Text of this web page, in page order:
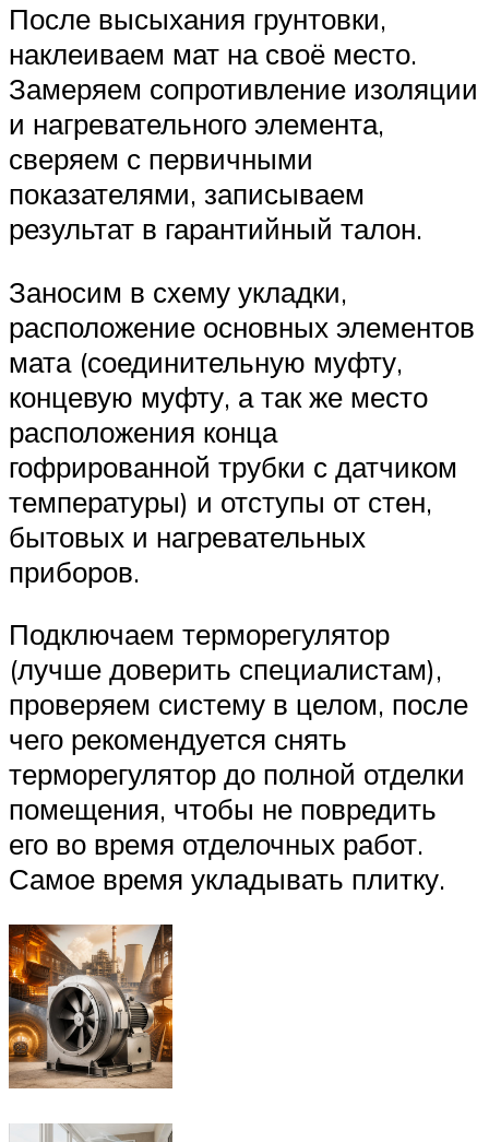
После высыхания грунтовки,
наклеиваем мат на своё место.
Замеряем сопротивление изоляции
и нагревательного элемента,
сверяем с первичными
показателями, записываем
результат в гарантийный талон.
Заносим в схему укладки,
расположение основных элементов
мата (соединительную муфту,
концевую муфту, а так же место
расположения конца
гофрированной трубки с датчиком
температуры) и отступы от стен,
бытовых и нагревательных
приборов.
Подключаем терморегулятор
(лучше доверить специалистам),
проверяем систему в целом, после
чего рекомендуется снять
терморегулятор до полной отделки
помещения, чтобы не повредить
его во время отделочных работ.
Самое время укладывать плитку.